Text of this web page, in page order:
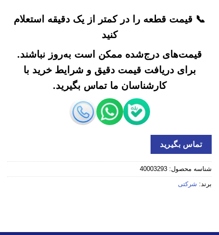
📞 قیمت قطعه را در کمتر از یک دقیقه استعلام
کنید
قیمت‌های درج‌شده ممکن است به‌روز نباشند.
برای دریافت قیمت دقیق و شرایط خرید با
کارشناسان ما تماس بگیرید.
تماس بگیرید
شناسه محصول: 40003293
برند: شرکتی